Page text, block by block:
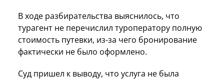
В ходе разбирательства выяснилось, что
турагент не перечислил туроператору полную
стоимость путевки, из-за чего бронирование
фактически не было оформлено.
Суд пришел к выводу, что услуга не была